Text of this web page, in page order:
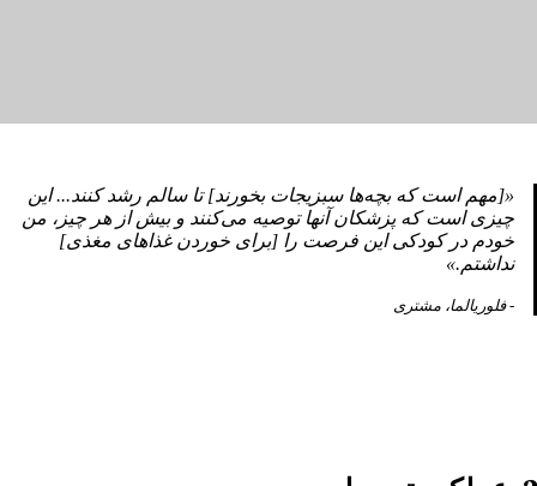
«[مهم است که بچه‌ها سبزیجات بخورند] تا سالم رشد کنند... این
چیزی است که پزشکان آنها توصیه می‌کنند و بیش از هر چیز، من
خودم در کودکی این فرصت را [برای خوردن غذاهای مغذی]
نداشتم.»
- فلوریالما، مشتری